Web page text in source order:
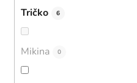
Tričko 6
Mikina 0